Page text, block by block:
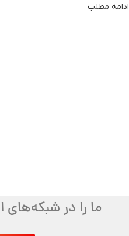
ادامه مطلب
ما را در شبکه‌های